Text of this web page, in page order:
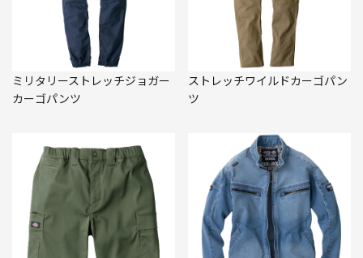
ミリタリーストレッチジョガー
カーゴパンツ
ストレッチワイルドカーゴパン
ツ